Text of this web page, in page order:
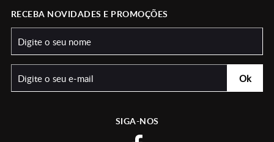
RECEBA NOVIDADES E PROMOÇÕES
SIGA-NOS